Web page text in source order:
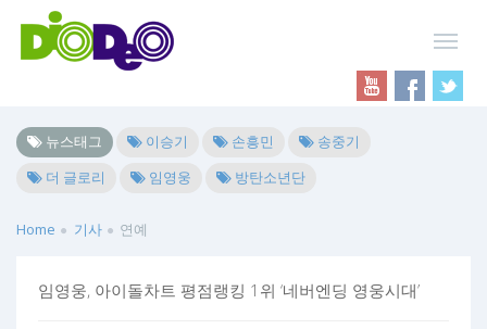
뉴스태그 이승기 손흥민
송중기
더 글로리
임영웅 방탄소년단
Home 기사 연예
임영웅, 아이돌차트 평점랭킹 1위 ‘네버엔딩 영웅시대’